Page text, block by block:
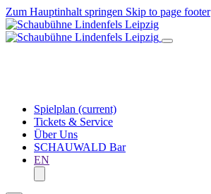
Zum Hauptinhalt springen Skip to page footer
Spielplan (current)
Tickets & Service
Über Uns
SCHAUWALD Bar
EN